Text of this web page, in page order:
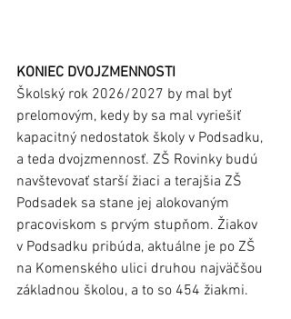
KONIEC DVOJZMENNOSTI
Školský rok 2026/2027 by mal byť
prelomovým, kedy by sa mal vyriešiť
kapacitný nedostatok školy v Podsadku,
a teda dvojzmennosť. ZŠ Rovinky budú
navštevovať starší žiaci a terajšia ZŠ
Podsadek sa stane jej alokovaným
pracoviskom s prvým stupňom. Žiakov
v Podsadku pribúda, aktuálne je po ZŠ
na Komenského ulici druhou najväčšou
základnou školou, a to so 454 žiakmi.